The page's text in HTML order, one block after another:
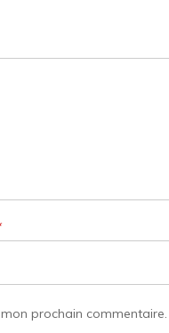
prochain commentaire.